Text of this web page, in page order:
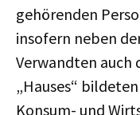
gehörenden
insofern neben
Verwandten auch
„Hauses“
Konsum- und